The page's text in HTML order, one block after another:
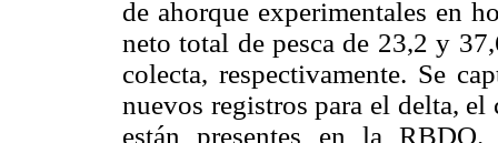
de ahorque experimentales en
neto total de pesca de 23,2 y
colecta, respectivamente. Se
nuevos registros para el delta, el
están presentes en la